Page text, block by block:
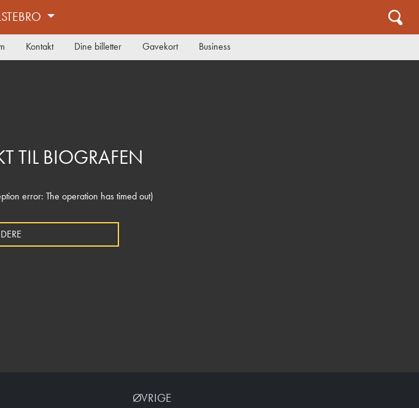
Kontakt Dine billetter Gavekort Business
TIL BIOGRAFEN
error: The operation has timed out)
ØVRIGE